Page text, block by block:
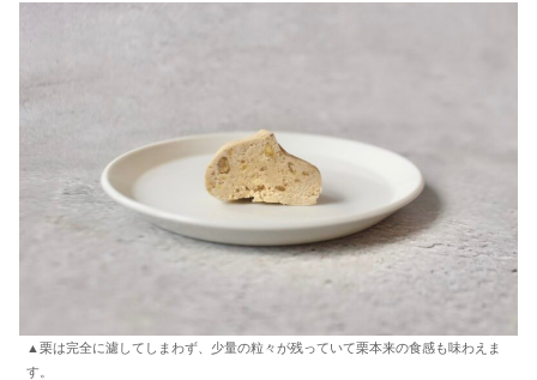
▲栗は完全に濾してしまわず、少量の粒々が残っていて栗本来の食感も味わえま
す。